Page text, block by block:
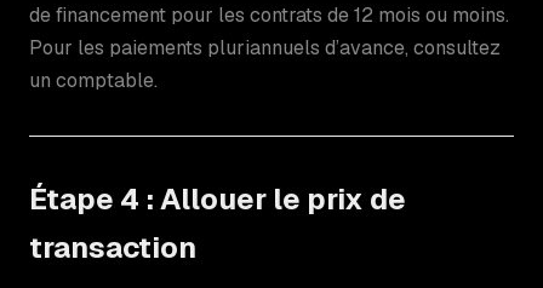
de financement pour les contrats de 12 mois ou moins.
Pour les paiements pluriannuels d’avance, consultez
un comptable.
Étape 4 : Allouer le prix de
transaction